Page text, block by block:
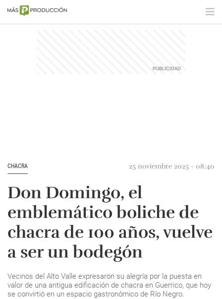
CHACRA 25 noviembre 2025 - 08:40
Don Domingo, el
emblemático boliche de
chacra de 100 años, vuelve
a ser un bodegón
Vecinos del Alto Valle expresaron su alegría por la puesta en
valor de una antigua edificación de chacra en Guerrico, que hoy
se convirtió en un espacio gastronómico de Río Negro.